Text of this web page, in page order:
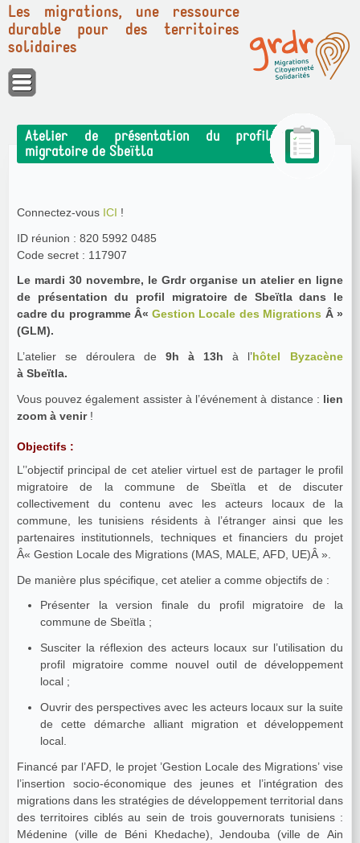
Panneau de gestion des cookies
Les migrations, une ressource
durable pour des territoires
solidaires
Atelier de présentation du profil
migratoire de Sbeïtla
Connectez-vous ICI !
ID réunion : 820 5992 0485
Code secret : 117907
Le mardi 30 novembre, le Grdr organise un atelier en ligne
de présentation du profil migratoire de Sbeïtla dans le
cadre du programme Â« Gestion Locale des Migrations Â »
(GLM).
L’atelier se déroulera de 9h à 13h à l’hôtel Byzacène
à Sbeïtla.
Vous pouvez également assister à l’événement à distance : lien
zoom à venir!
Objectifs :
L’’objectif principal de cet atelier virtuel est de partager le profil
migratoire de la commune de Sbeïtla et de discuter
collectivement du contenu avec les acteurs locaux de la
commune, les tunisiens résidents à l’étranger ainsi que les
partenaires institutionnels, techniques et financiers du projet
Â« Gestion Locale des Migrations (MAS, MALE, AFD, UE)Â ».
De manière plus spécifique, cet atelier a comme objectifs de :
Présenter la version finale du profil migratoire de la
commune de Sbeïtla ;
Susciter la réflexion des acteurs locaux sur l’utilisation du
profil migratoire comme nouvel outil de développement
local ;
Ouvrir des perspectives avec les acteurs locaux sur la suite
de cette démarche alliant migration et développement
local.
Financé par l’AFD, le projet ’Gestion Locale des Migrations’ vise
l’insertion socio-économique des jeunes et l’intégration des
migrations dans les stratégies de développement territorial dans
des territoires ciblés au sein de trois gouvernorats tunisiens :
Médenine (ville de Béni Khedache), Jendouba (ville de Ain